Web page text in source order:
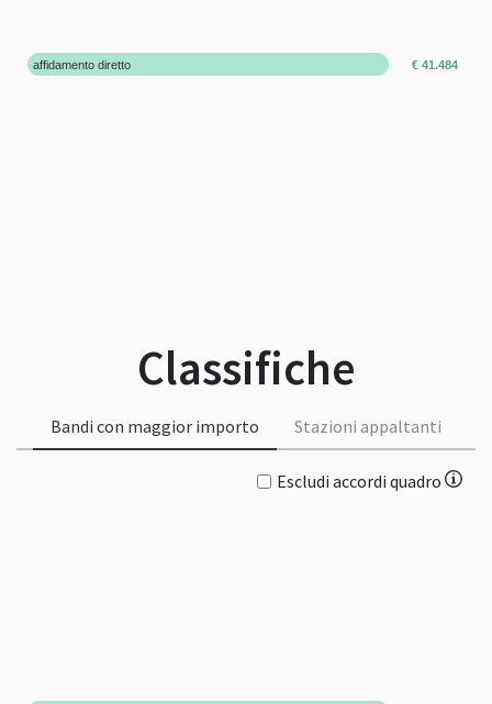
affidamento diretto € 41.484
Classifiche
Bandi con maggior importo Stazioni appaltanti
Escludi accordi quadro